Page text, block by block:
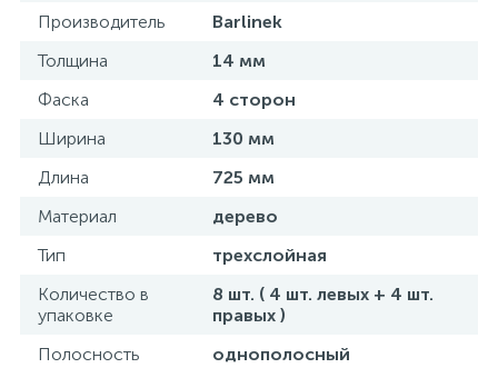
Производитель
Barlinek
Толщина
14 мм
Фаска
4 сторон
Ширина
130 мм
Длина
725 мм
Материал
дерево
Тип
трехслойная
Количество в
упаковке
8 шт. ( 4 шт. левых + 4 шт.
правых )
Полосность
однополосный